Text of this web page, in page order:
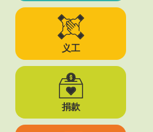
义工
捐款